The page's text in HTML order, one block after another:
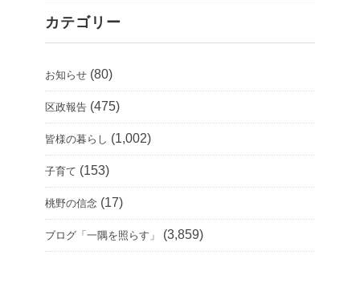
カテゴリー
お知らせ (80)
区政報告 (475)
皆様の暮らし (1,002)
子育て (153)
桃野の信念 (17)
ブログ「一隅を照らす」 (3,859)